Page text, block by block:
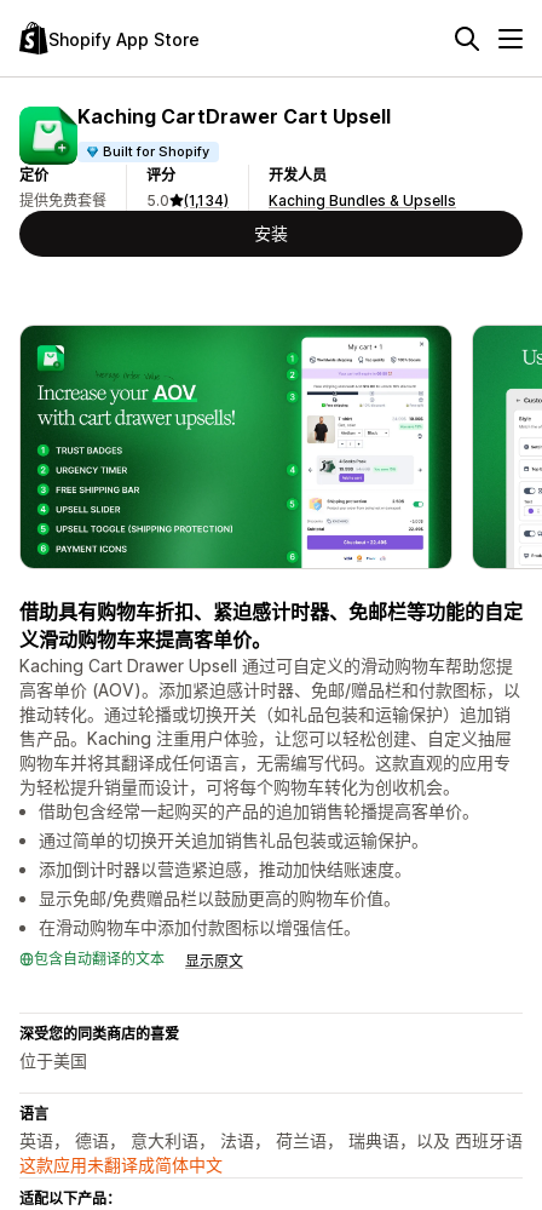
Shopify App Store
Kaching CartDrawer Cart Upsell
Built for Shopify
定价
提供免费套餐
评分
5.0
(1,134)
开发人员
Kaching Bundles & Upsells
安装
借助具有购物车折扣、紧迫感计时器、免邮栏等功能的自定
义滑动购物车来提高客单价。
Kaching Cart Drawer Upsell 通过可自定义的滑动购物车帮助您提
高客单价 (AOV)。添加紧迫感计时器、免邮/赠品栏和付款图标，以
推动转化。通过轮播或切换开关（如礼品包装和运输保护）追加销
售产品。Kaching 注重用户体验，让您可以轻松创建、自定义抽屉
购物车并将其翻译成任何语言，无需编写代码。这款直观的应用专
为轻松提升销量而设计，可将每个购物车转化为创收机会。
借助包含经常一起购买的产品的追加销售轮播提高客单价。
通过简单的切换开关追加销售礼品包装或运输保护。
添加倒计时器以营造紧迫感，推动加快结账速度。
显示免邮/免费赠品栏以鼓励更高的购物车价值。
在滑动购物车中添加付款图标以增强信任。
包含自动翻译的文本 显示原文
深受您的同类商店的喜爱
位于美国
语言
英语， 德语， 意大利语， 法语， 荷兰语， 瑞典语，以及 西班牙语
这款应用未翻译成简体中文
适配以下产品：